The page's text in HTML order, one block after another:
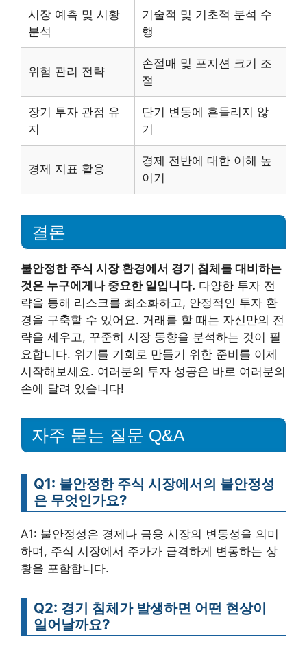
시장 예측 및 시황
분석
기술적 및 기초적 분석 수
행
위험 관리 전략
손절매 및 포지션 크기 조
절
장기 투자 관점 유
지
단기 변동에 흔들리지 않
기
경제 지표 활용
경제 전반에 대한 이해 높
이기
결론
불안정한 주식 시장 환경에서 경기 침체를 대비하는
것은 누구에게나 중요한 일입니다. 다양한 투자 전
략을 통해 리스크를 최소화하고, 안정적인 투자 환
경을 구축할 수 있어요. 거래를 할 때는 자신만의 전
략을 세우고, 꾸준히 시장 동향을 분석하는 것이 필
요합니다. 위기를 기회로 만들기 위한 준비를 이제
시작해보세요. 여러분의 투자 성공은 바로 여러분의
손에 달려 있습니다!
자주 묻는 질문 Q&A
Q1: 불안정한 주식 시장에서의 불안정성
은 무엇인가요?
A1: 불안정성은 경제나 금융 시장의 변동성을 의미
하며, 주식 시장에서 주가가 급격하게 변동하는 상
황을 포함합니다.
Q2: 경기 침체가 발생하면 어떤 현상이
일어날까요?